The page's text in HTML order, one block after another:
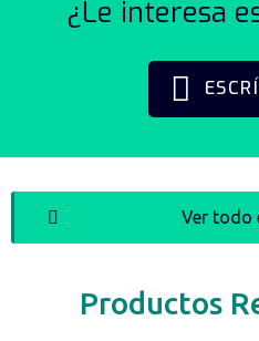
¿Le interesa
Productos
Ver todo